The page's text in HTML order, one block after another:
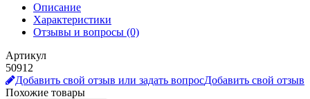
Описание
Характеристики
Отзывы и вопросы (0)
Артикул
50912
Добавить свой отзыв или задать вопросДобавить свой отзыв
Похожие товары